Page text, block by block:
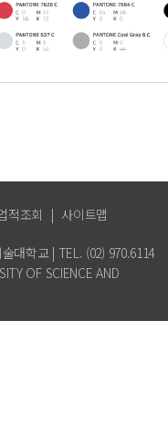
적조회 | 사이트맵
대학교 | TEL. (02) 970.6114
OF SCIENCE AND